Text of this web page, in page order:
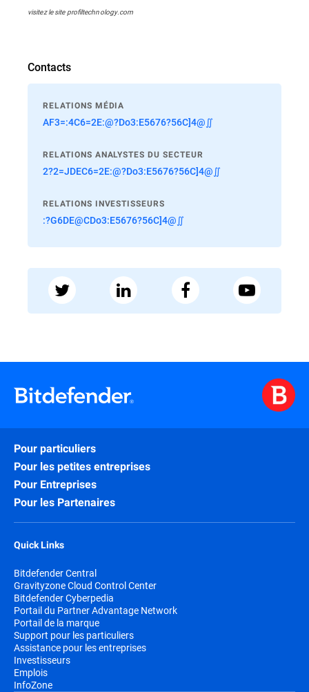
visitez le site profiltechnology.com
Contacts
RELATIONS MÉDIA
AF3=:4C6=2E:@?Do3:E5676?56C]4@∬
RELATIONS ANALYSTES DU SECTEUR
2?2=JDEC6=2E:@?Do3:E5676?56C]4@∬
RELATIONS INVESTISSEURS
:?G6DE@CDo3:E5676?56C]4@∬
Pour particuliers
Pour les petites entreprises
Pour Entreprises
Pour les Partenaires
Quick Links
Bitdefender Central
Gravityzone Cloud Control Center
Bitdefender Cyberpedia
Portail du Partner Advantage Network
Portail de la marque
Support pour les particuliers
Assistance pour les entreprises
Investisseurs
Emplois
InfoZone